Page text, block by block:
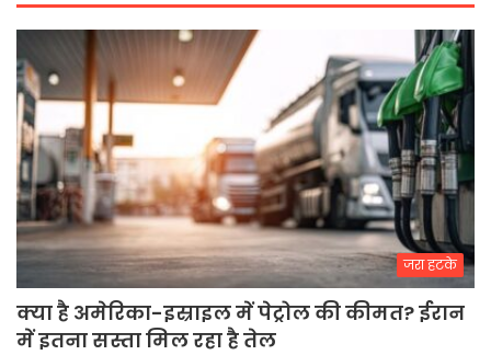
जरा हटके
क्या है अमेरिका-इस्राइल में पेट्रोल की कीमत? ईरान
में इतना सस्ता मिल रहा है तेल